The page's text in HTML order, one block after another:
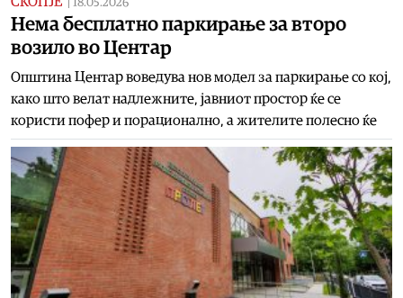
18.05.2026
Нема бесплатно паркирање за второ
возило во Центар
Општина Центар воведува нов модел за паркирање со кој,
како што велат надлежните, јавниот простор ќе се
користи пофер и порационално, а жителите полесно ќе